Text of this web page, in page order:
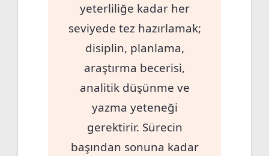
yeterliliğe kadar her
seviyede tez hazırlamak;
disiplin, planlama,
araştırma becerisi,
analitik düşünme ve
yazma yeteneği
gerektirir. Sürecin
başından sonuna kadar